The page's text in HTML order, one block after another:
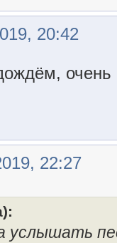
20:42
очень
22:27
услышать